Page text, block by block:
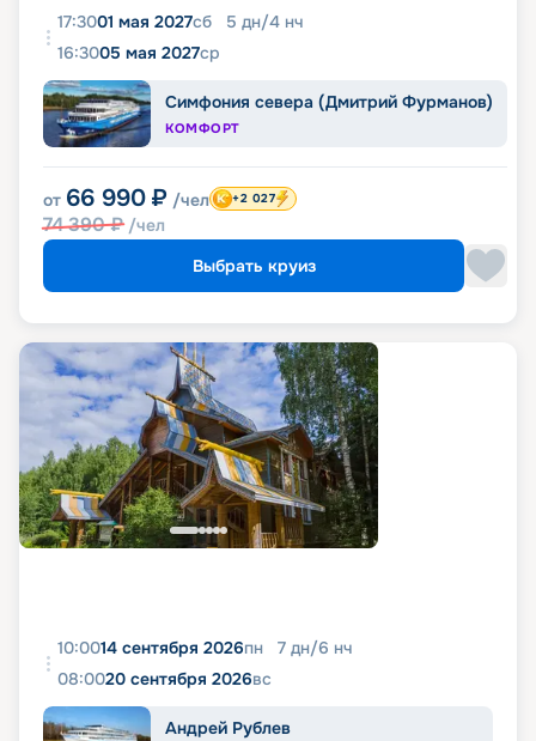
17:3001 мая 2027сб 5 дн/4 нч
16:3005 мая 2027ср
Симфония севера (Дмитрий Фурманов)
КОМФОРТ
от 66 990 ₽ /чел
74 390₽ /чел
+2 027
Выбрать круиз
10:0014 сентября 2026пн 7 дн/6 нч
08:0020 сентября 2026вс
Андрей Рублев